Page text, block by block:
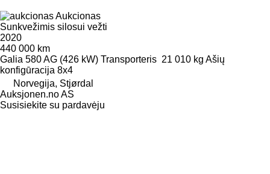
Aukcionas
Sunkvežimis silosui vežti
2020
440 000 km
Galia 580 AG (426 kW) Transporteris 21 010 kg Ašių
konfigūracija 8x4
Norvegija, Stjørdal
Auksjonen.no AS
Susisiekite su pardavėju